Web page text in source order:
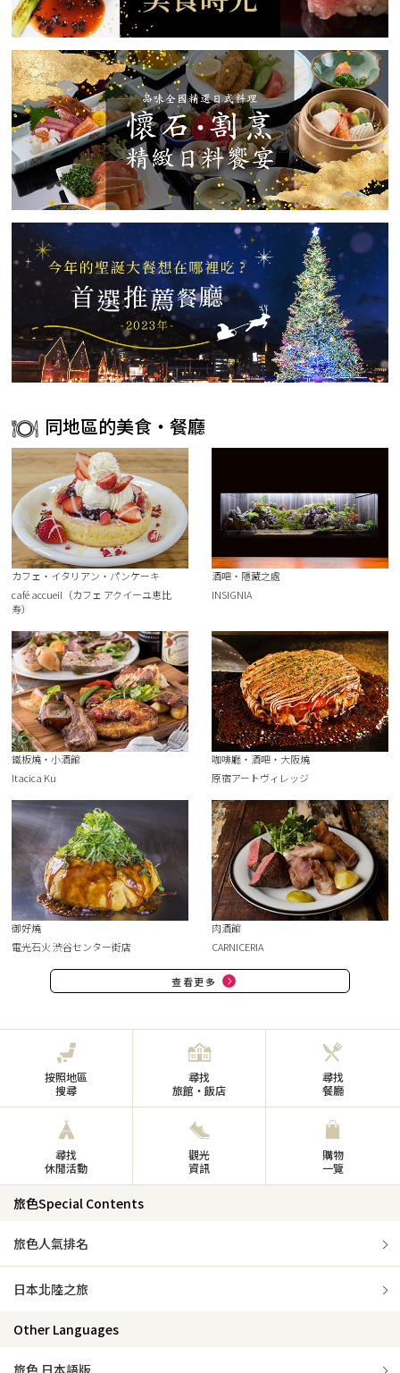
同地區的美食・餐廳
カフェ・イタリアン・パンケーキ
café accueil（カフェ アクイーユ恵比
寿）
酒吧・隱藏之處
INSIGNIA
鐵板燒・小酒館
Itacica Ku
咖啡廳・酒吧・大阪燒
原宿アートヴィレッジ
御好燒
電光石火 渋谷センター街店
肉酒館
CARNICERIA
查看更多
按照地區
搜尋
尋找
旅館・飯店
尋找
餐廳
尋找
休閒活動
觀光
資訊
購物
一覽
旅色Special Contents
旅色人氣排名
日本北陸之旅
Other Languages